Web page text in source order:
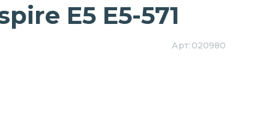
E5 E5-571
Арт: 020980